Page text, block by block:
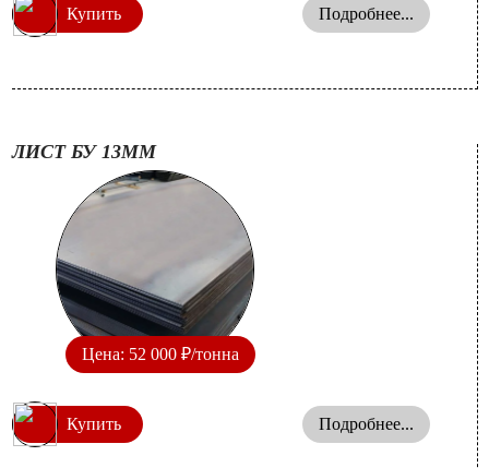
Купить Подробнее...
ЛИСТ БУ 13ММ
Цена: 52 000 ₽/тонна
Купить Подробнее...